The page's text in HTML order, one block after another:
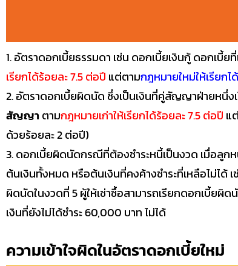
1. อัตราดอกเบี้ยธรรมดา เช่น ดอกเบี้ยเงินกู้ ดอกเบี้
เรียกได้ร้อยละ 7.5 ต่อปี แต่ตามกฎหมายใหม่ให้เรียก
2. อัตราดอกเบี้ยผิดนัด ซึ่งเป็นเงินที่คู่สัญญาฝ่ายห
สัญญา ตามกฎหมายเก่าให้เรียกได้ร้อยละ 7.5 ต่อปี แ
ด้วยร้อยละ 2 ต่อปี)
3. ดอกเบี้ยผิดนัดกรณีที่ต้องชำระหนี้เป็นงวด เมื่อลูก
ต้นเงินทั้งหมด หรือต้นเงินที่คงค้างชำระที่เหลือไม่ได้
ผิดนัดในงวดที่ 5 ผู้ให้เช่าซื้อสามารถเรียกดอกเบี้ยผิ
เงินที่ยังไม่ได้ชำระ 60,000 บาท ไม่ได้
ความเข้าใจผิดในอัตราดอกเบี้ยใหม่